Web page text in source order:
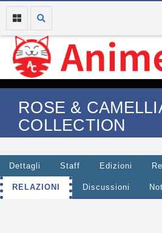
ROSE &
COLLECTION
Dettagli Staff Edizioni
RELAZIONI Discussioni